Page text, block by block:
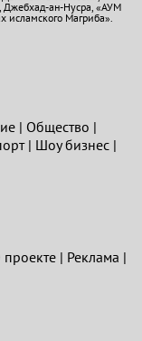
Джебхад-ан-Нусра, «АУМ
исламского Магриба».
| Общество |
| Шоу бизнес|
проекте| Реклама |